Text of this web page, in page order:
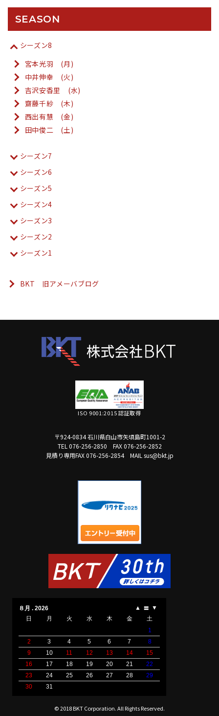
SEASON
シーズン8
宮本光羽 (月)
中井伸幸 (火)
吉沢安香里 (水)
齋藤千紗 (木)
西出有慧 (金)
田中俊二 (土)
シーズン7
シーズン6
シーズン5
シーズン4
シーズン3
シーズン2
シーズン1
BKT 旧アメーバブログ
ISO 9001:2015 認証取得
〒924-0834 石川県白山市矢頃島町1001-2
TEL 076-256-2850
FAX 076-256-2852
見積り専用FAX 076-256-2854
MAIL sus@bkt.jp
© 2018 BKT Corporation. All Rights Reserved.